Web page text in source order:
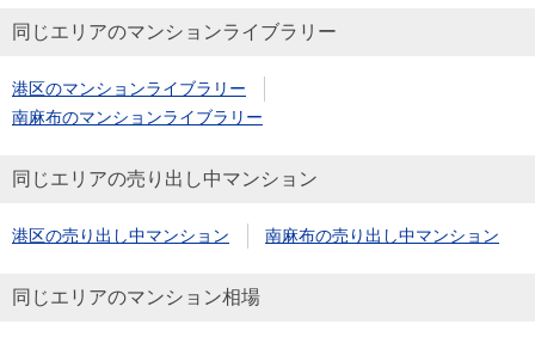
同じエリアのマンションライブラリー
港区のマンションライブラリー
南麻布のマンションライブラリー
同じエリアの売り出し中マンション
港区の売り出し中マンション 南麻布の売り出し中マンション
同じエリアのマンション相場